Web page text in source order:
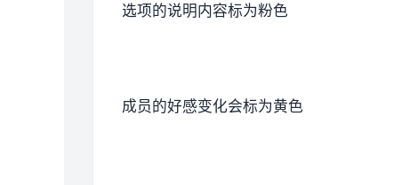
选项的说明内容标为粉色
成员的好感变化会标为黄色